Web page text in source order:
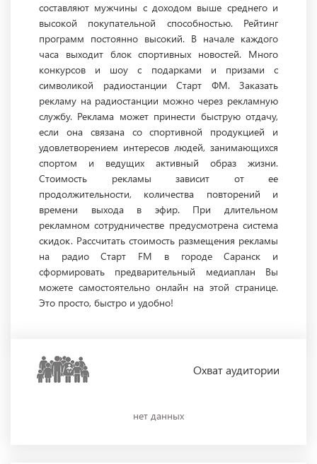
составляют мужчины с доходом выше среднего и
высокой покупательной способностью. Рейтинг
программ постоянно высокий. В начале каждого
часа выходит блок спортивных новостей. Много
конкурсов и шоу с подарками и призами с
символикой радиостанции Старт ФМ. Заказать
рекламу на радиостанции можно через рекламную
службу. Реклама может принести быструю отдачу,
если она связана со спортивной продукцией и
удовлетворением интересов людей, занимающихся
спортом и ведущих активный образ жизни.
Стоимость рекламы зависит от ее
продолжительности, количества повторений и
времени выхода в эфир. При длительном
рекламном сотрудничестве предусмотрена система
скидок. Рассчитать стоимость размещения рекламы
на радио Старт FM в городе Саранск и
сформировать предварительный медиаплан Вы
можете самостоятельно онлайн на этой странице.
Это просто, быстро и удобно!
Охватаудитории
нет данных